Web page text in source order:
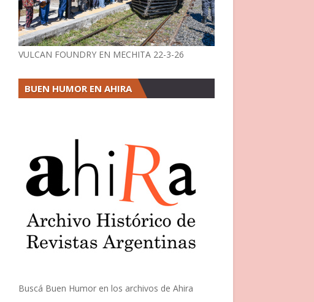
VULCAN FOUNDRY EN MECHITA 22-3-26
BUEN HUMOR EN AHIRA
Buscá Buen Humor en los archivos de Ahira